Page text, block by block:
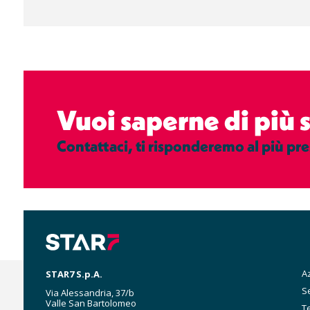
Vuoi saperne di più
Contattaci, ti risponderemo al più
STAR7 S.p.A.
Via Alessandria, 37/b
Valle San Bartolomeo